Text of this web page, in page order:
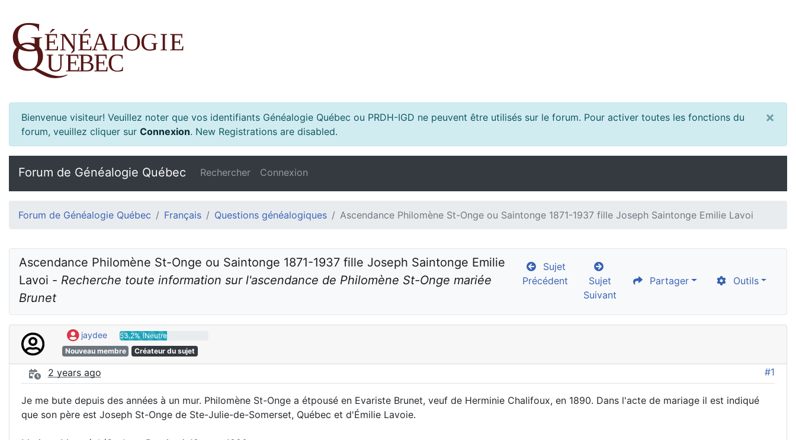
Bienvenue visiteur! Veuillez noter que vos identifiants Généalogie Québec ou PRDH-IGD ne peuvent être utilisés sur le forum. Pour activer toutes les fonctions du
forum, veuillez cliquer sur Connexion. New Registrations are disabled.
×
Forum de Généalogie Québec Rechercher Connexion
Forum de Généalogie Québec Français Questions généalogiques Ascendance Philomène St-Onge ou Saintonge 1871-1937 fille Joseph Saintonge Emilie Lavoi
Ascendance Philomène St-Onge ou Saintonge 1871-1937 fille Joseph Saintonge Emilie
Lavoi - Recherche toute information sur l'ascendance de Philomène St-Onge mariée
Brunet
Sujet
Précédent
Sujet
Suivant
Partager Outils
jaydee
53.2% (Neutre)
Nouveau membre
Créateur du sujet
2 years ago #1
Je me bute depuis des années à un mur. Philomène St-Onge a étpousé en Evariste Brunet, veuf de Herminie Chalifoux, en 1890. Dans l'acte de mariage il est indiqué
que son père est Joseph St-Onge de Ste-Julie-de-Somerset, Québec et d'Émilie Lavoie.